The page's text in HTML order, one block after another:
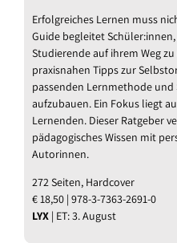
Erfolgreiches Lernen muss
Guide begleitet
Studierende auf ihrem Weg
praxisnahen Tipps zur
passenden Lernmethode
aufzubauen. Ein Fokus liegt
Lernenden. Dieser Ratgeber
pädagogisches Wissen mit
Autorinnen.
272 Seiten, Hardcover
€ 18,50 | 978-3-7363-2691-0
LYX | ET: 3. August